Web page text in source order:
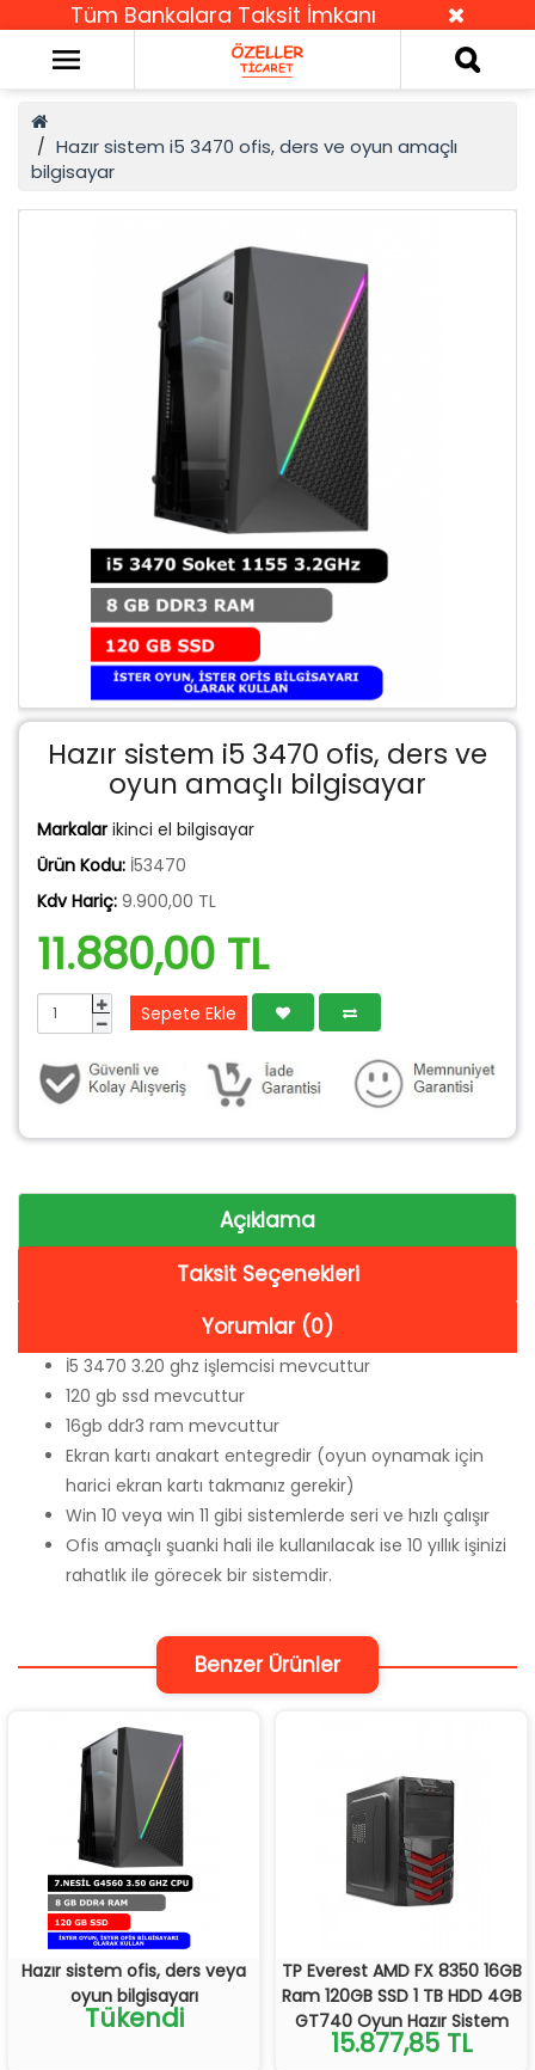
Tüm Bankalara Taksit İmkanı
Hazır sistem i5 3470 ofis, ders ve oyun amaçlı
bilgisayar
Hazır sistem i5 3470 ofis, ders ve
oyun amaçlı bilgisayar
Markalar ikinci el bilgisayar
Ürün Kodu: İ53470
Kdv Hariç: 9.900,00 TL
11.880,00 TL
Sepete Ekle
Açıklama
Taksit Seçenekleri
Yorumlar (0)
İ5 3470 3.20 ghz işlemcisi mevcuttur
120 gb ssd mevcuttur
16gb ddr3 ram mevcuttur
Ekran kartı anakart entegredir (oyun oynamak için
harici ekran kartı takmanız gerekir)
Win 10 veya win 11 gibi sistemlerde seri ve hızlı çalışır
Ofis amaçlı şuanki hali ile kullanılacak ise 10 yıllık işinizi
rahatlık ile görecek bir sistemdir.
Benzer Ürünler
Hazır sistem ofis, ders veya
oyun bilgisayarı
Tükendi
TP Everest AMD FX 8350 16GB
Ram 120GB SSD 1 TB HDD 4GB
GT740 Oyun Hazır Sistem
15.877,85 TL